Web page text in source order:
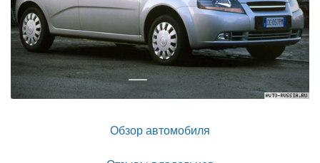
Обзор автомобиля